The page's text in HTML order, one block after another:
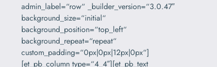
admin_label=“row“ _builder_version=“3.0.47″
background_size=“initial“
background_position=“top_left“
background_repeat=“repeat“
custom_padding=“0px|0px|12px|0px“]
[et_pb_column type=“4_4″][et_pb_text